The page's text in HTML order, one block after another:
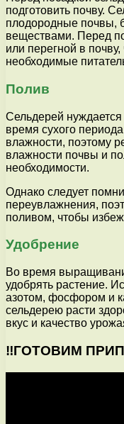
подготовить почву.
плодородные почвы,
веществами. Перед
или перегной в
необходимые
Полив
Сельдерей
время сухого
влажности, поэтому
влажности почвы и
необходимости.
Однако следует
переувлажнения,
поливом, чтобы
Удобрение
Во время
удобрять растение.
азотом, фосфором и
сельдерею расти
вкус и качество
‼ГОТОВИМ